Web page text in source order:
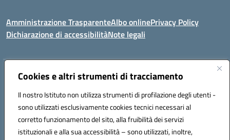
Cookies e altri strumenti di tracciamento
Il nostro Istituto non utilizza strumenti di profilazione degli utenti -
sono utilizzati esclusivamente cookies tecnici necessari al
corretto funzionamento del sito, alla fruibilità dei servizi
istituzionali e alla sua accessibilità – sono utilizzati, inoltre,
Amministrazione TrasparenteAlbo onlinePrivacy Policy
Dichiarazione di accessibilitàNote legali
Indirizzo:Via De Martis s.n.c. 07029 Tempio Pausania (OT)
Posta elettronica certificata (PEC):sssl030007@pec.istruzione.it
Codice fiscale: 91009410902
Codice meccanografico: SSSL030007